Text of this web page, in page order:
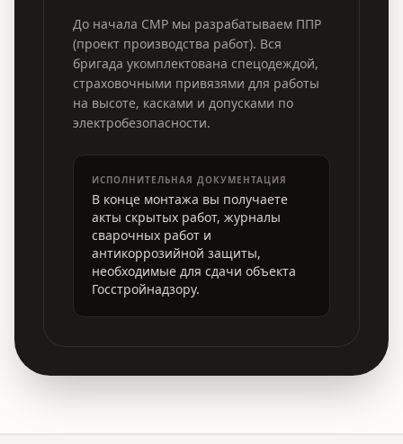
До начала СМР мы разрабатываем ППР
(проект производства работ). Вся
бригада укомплектована спецодеждой,
страховочными привязями для работы
на высоте, касками и допусками по
электробезопасности.
ИСПОЛНИТЕЛЬНАЯ ДОКУМЕНТАЦИЯ
В конце монтажа вы получаете
акты скрытых работ, журналы
сварочных работ и
антикоррозийной защиты,
необходимые для сдачи объекта
Госстройнадзору.